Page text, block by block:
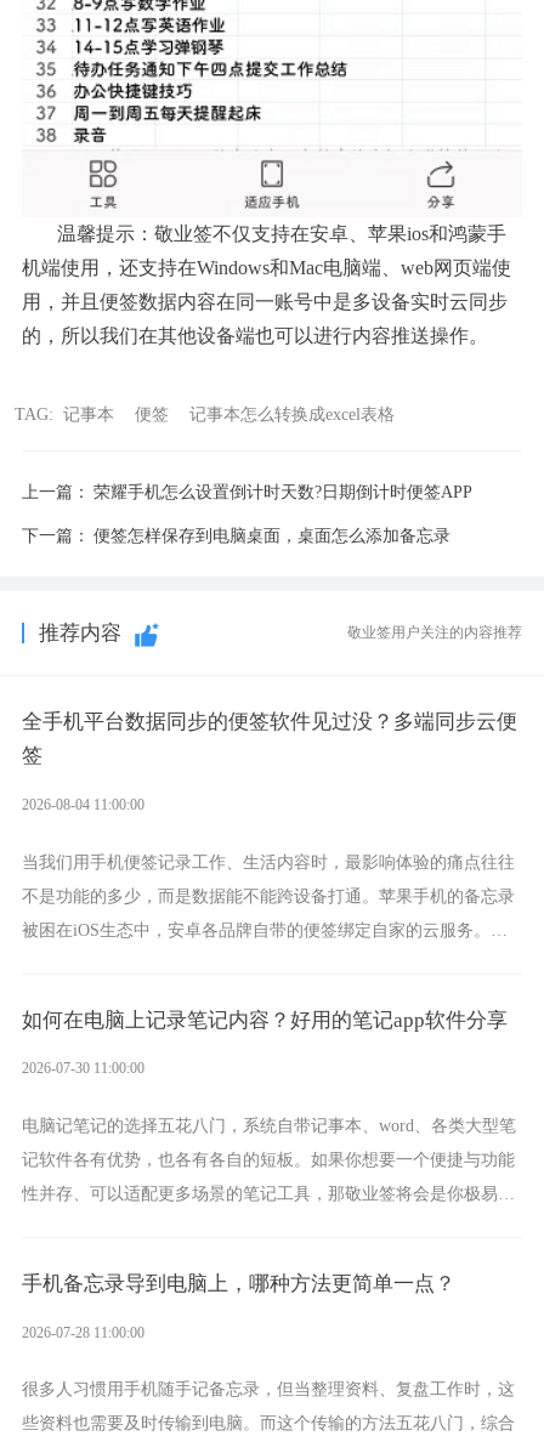
温馨提示：敬业签不仅支持在安卓、苹果ios和鸿蒙手
机端使用，还支持在Windows和Mac电脑端、web网页端使
用，并且便签数据内容在同一账号中是多设备实时云同步
的，所以我们在其他设备端也可以进行内容推送操作。
TAG: 记事本 便签 记事本怎么转换成excel表格
上一篇： 荣耀手机怎么设置倒计时天数?日期倒计时便签APP
下一篇： 便签怎样保存到电脑桌面，桌面怎么添加备忘录
推荐内容 敬业签用户关注的内容推荐
全手机平台数据同步的便签软件见过没？多端同步云便
签
2026-08-04 11:00:00
当我们用手机便签记录工作、生活内容时，最影响体验的痛点往往
不是功能的多少，而是数据能不能跨设备打通。苹果手机的备忘录
被困在iOS生态中，安卓各品牌自带的便签绑定自家的云服务。而
如何在电脑上记录笔记内容？好用的笔记app软件分享
2026-07-30 11:00:00
电脑记笔记的选择五花八门，系统自带记事本、word、各类大型笔
记软件各有优势，也各有各自的短板。如果你想要一个便捷与功能
性并存、可以适配更多场景的笔记工具，那敬业签将会是你极易上
手机备忘录导到电脑上，哪种方法更简单一点？
2026-07-28 11:00:00
很多人习惯用手机随手记备忘录，但当整理资料、复盘工作时，这
些资料也需要及时传输到电脑。而这个传输的方法五花八门，综合